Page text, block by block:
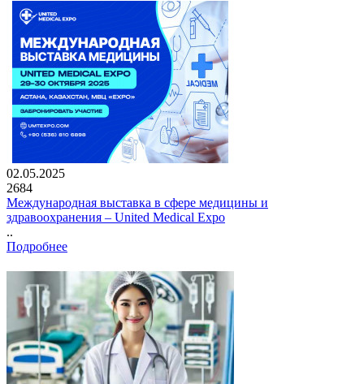
02.05.2025
2684
Международная выставка в сфере медицины и
здравоохранения – United Medical Expo
..
Подробнее